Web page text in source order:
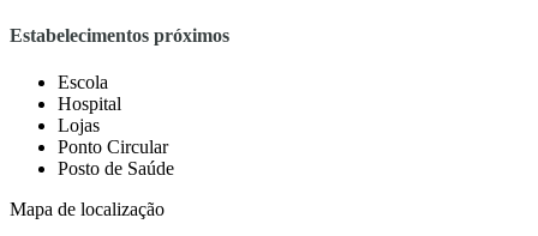
Estabelecimentos próximos
Escola
Hospital
Lojas
Ponto Circular
Posto de Saúde
Mapa de localização